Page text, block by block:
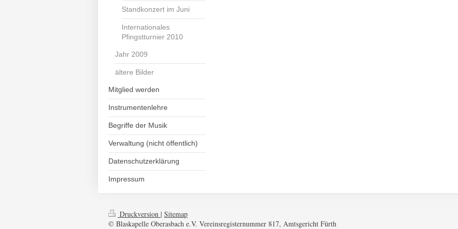
Standkonzert im Juni
Internationales
Pfingstturnier 2010
Jahr 2009
ältere Bilder
Mitglied werden
Instrumentenlehre
Begriffe der Musik
Verwaltung (nicht öffentlich)
Datenschutzerklärung
Impressum
Druckversion | Sitemap
© Blaskapelle Oberasbach e.V. Vereinsregisternummer 817, Amtsgericht Fürth